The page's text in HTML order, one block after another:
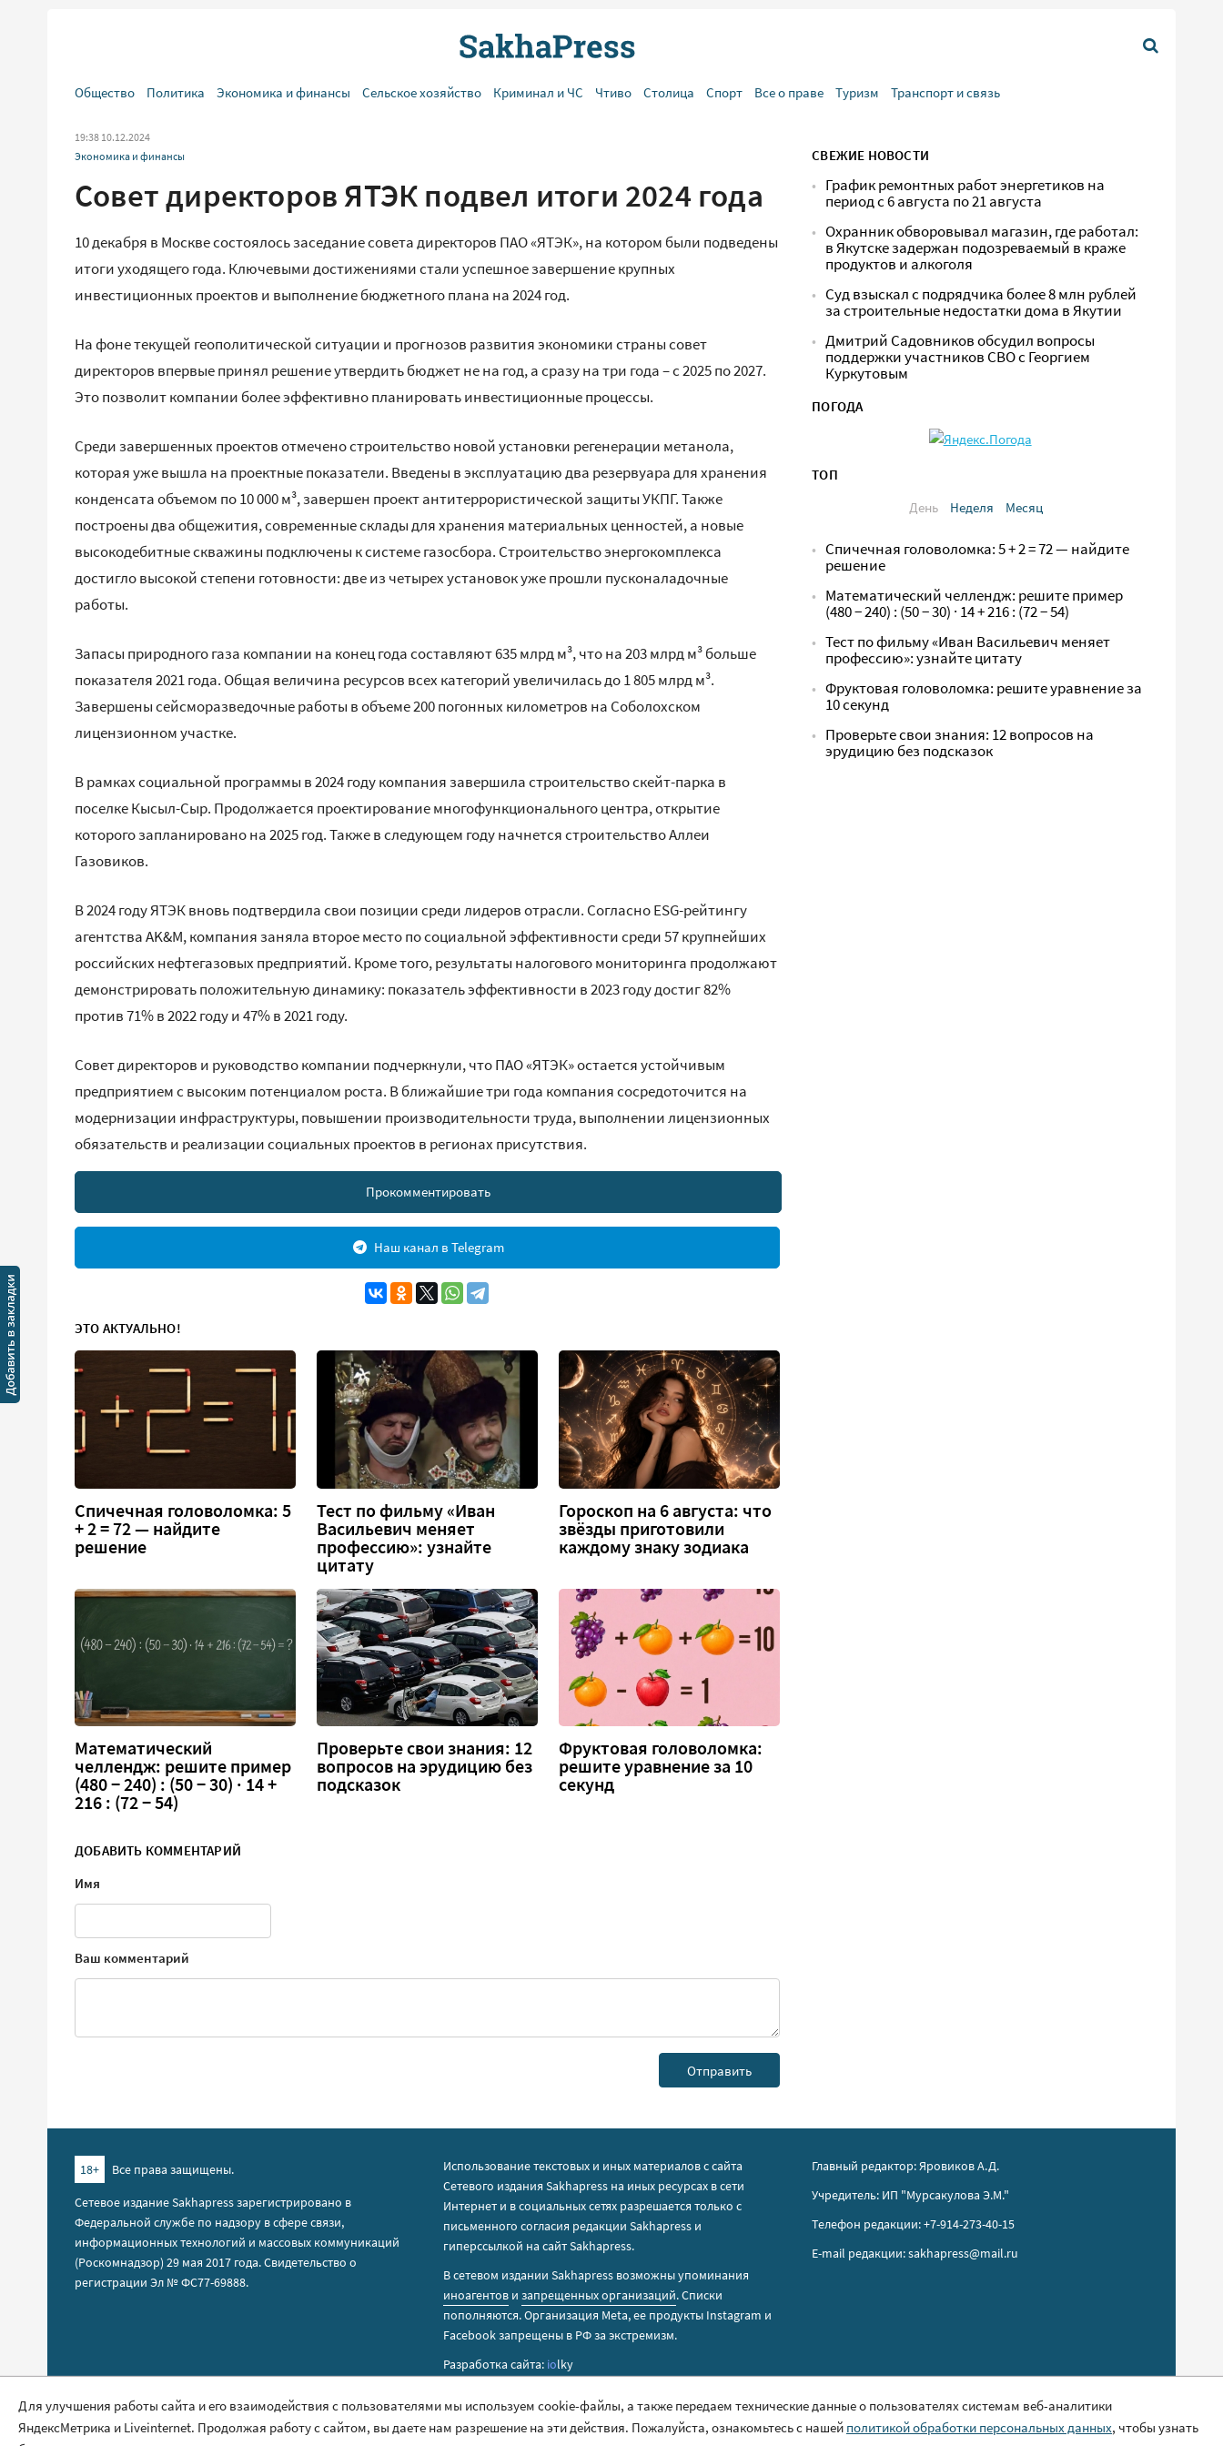
Общество Политика Экономика и финансы Сельское хозяйство Криминал и ЧС Чтиво Столица Спорт Все о праве Туризм Транспорт и связь
19:38 10.12.2024
Экономика и финансы
Совет директоров ЯТЭК подвел итоги 2024 года
10 декабря в Москве состоялось заседание совета директоров ПАО «ЯТЭК», на котором были подведены
итоги уходящего года. Ключевыми достижениями стали успешное завершение крупных
инвестиционных проектов и выполнение бюджетного плана на 2024 год.
На фоне текущей геополитической ситуации и прогнозов развития экономики страны совет
директоров впервые принял решение утвердить бюджет не на год, а сразу на три года – с 2025 по 2027.
Это позволит компании более эффективно планировать инвестиционные процессы.
Среди завершенных проектов отмечено строительство новой установки регенерации метанола,
которая уже вышла на проектные показатели. Введены в эксплуатацию два резервуара для хранения
конденсата объемом по 10 000 м³, завершен проект антитеррористической защиты УКПГ. Также
построены два общежития, современные склады для хранения материальных ценностей, а новые
высокодебитные скважины подключены к системе газосбора. Строительство энергокомплекса
достигло высокой степени готовности: две из четырех установок уже прошли пусконаладочные
работы.
Запасы природного газа компании на конец года составляют 635 млрд м³, что на 203 млрд м³ больше
показателя 2021 года. Общая величина ресурсов всех категорий увеличилась до 1 805 млрд м³.
Завершены сейсморазведочные работы в объеме 200 погонных километров на Соболохском
лицензионном участке.
В рамках социальной программы в 2024 году компания завершила строительство скейт-парка в
поселке Кысыл-Сыр. Продолжается проектирование многофункционального центра, открытие
которого запланировано на 2025 год. Также в следующем году начнется строительство Аллеи
Газовиков.
В 2024 году ЯТЭК вновь подтвердила свои позиции среди лидеров отрасли. Согласно ESG-рейтингу
агентства AK&M, компания заняла второе место по социальной эффективности среди 57 крупнейших
российских нефтегазовых предприятий. Кроме того, результаты налогового мониторинга продолжают
демонстрировать положительную динамику: показатель эффективности в 2023 году достиг 82%
против 71% в 2022 году и 47% в 2021 году.
Совет директоров и руководство компании подчеркнули, что ПАО «ЯТЭК» остается устойчивым
предприятием с высоким потенциалом роста. В ближайшие три года компания сосредоточится на
модернизации инфраструктуры, повышении производительности труда, выполнении лицензионных
обязательств и реализации социальных проектов в регионах присутствия.
Прокомментировать
Наш канал в Telegram
ЭТО АКТУАЛЬНО!
Спичечная головоломка: 5
+ 2 = 72 — найдите
решение
Тест по фильму «Иван
Васильевич меняет
профессию»: узнайте
цитату
Гороскоп на 6 августа: что
звёзды приготовили
каждому знаку зодиака
Математический
челлендж: решите пример
(480 − 240) : (50 − 30) · 14 +
216 : (72 − 54)
Проверьте свои знания: 12
вопросов на эрудицию без
подсказок
Фруктовая головоломка:
решите уравнение за 10
секунд
ДОБАВИТЬ КОММЕНТАРИЙ
Имя
Ваш комментарий
СВЕЖИЕ НОВОСТИ
График ремонтных работ энергетиков на
период с 6 августа по 21 августа
Охранник обворовывал магазин, где работал:
в Якутске задержан подозреваемый в краже
продуктов и алкоголя
Суд взыскал с подрядчика более 8 млн рублей
за строительные недостатки дома в Якутии
Дмитрий Садовников обсудил вопросы
поддержки участников СВО с Георгием
Куркутовым
ПОГОДА
ТОП
День
Неделя Месяц
Спичечная головоломка: 5 + 2 = 72 — найдите
решение
Математический челлендж: решите пример
(480 − 240) : (50 − 30) · 14 + 216 : (72 − 54)
Тест по фильму «Иван Васильевич меняет
профессию»: узнайте цитату
Фруктовая головоломка: решите уравнение за
10 секунд
Проверьте свои знания: 12 вопросов на
эрудицию без подсказок
18+
Все права защищены.
Сетевое издание Sakhapress зарегистрировано в
Федеральной службе по надзору в сфере связи,
информационных технологий и массовых коммуникаций
(Роскомнадзор) 29 мая 2017 года. Свидетельство о
регистрации Эл № ФС77-69888.
Использование текстовых и иных материалов с сайта
Сетевого издания Sakhapress на иных ресурсах в сети
Интернет и в социальных сетях разрешается только с
письменного согласия редакции Sakhapress и
гиперссылкой на сайт Sakhapress.
В сетевом издании Sakhapress возможны упоминания
иноагентов изапрещенных организаций. Списки
пополняются. Организация Metа, ее продукты Instagram и
Facebook запрещены в РФ за экстремизм.
Разработка сайта: iolky
Главный редактор: Яровиков А.Д.
Учредитель: ИП "Мурсакулова Э.М."
Телефон редакции: +7-914-273-40-15
E-mail редакции: sakhapress@mail.ru
Правила сайта
Политика обработки персональных данных
Для улучшения работы сайта и его взаимодействия с пользователями мы используем cookie-файлы, а также передаем технические данные о пользователях системам веб-аналитики
ЯндексМетрика и Liveinternet. Продолжая работу с сайтом, вы даете нам разрешение на эти действия. Пожалуйста, ознакомьтесь с нашей политикой обработки персональных данных, чтобы узнать